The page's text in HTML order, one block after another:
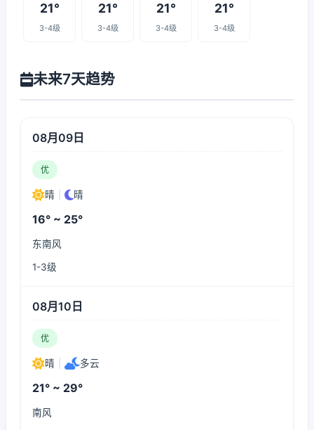
21°
3-4级
21°
3-4级
21°
3-4级
21°
3-4级
未来7天趋势
08月09日
优
晴 晴
16° ~ 25°
东南风
1-3级
08月10日
优
晴 多云
21° ~ 29°
南风